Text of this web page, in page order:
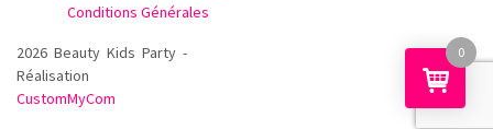
Conditions Générales
2026 Beauty Kids Party -
Réalisation
CustomMyCom
0